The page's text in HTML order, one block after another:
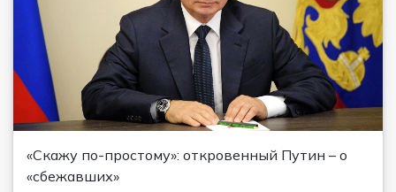
«Скажу по-простому»: откровенный Путин – о
«сбежавших»